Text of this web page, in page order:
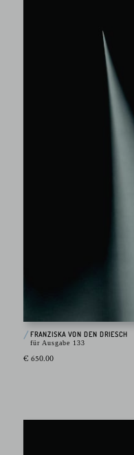
FRANZISKA VON DEN DRIESCH
für Ausgabe 133
€ 650.00